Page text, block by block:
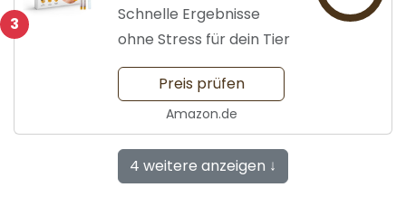
3
Schnelle Ergebnisse
ohne Stress für dein Tier
Preis prüfen
Amazon.de
4 weitere anzeigen ↓